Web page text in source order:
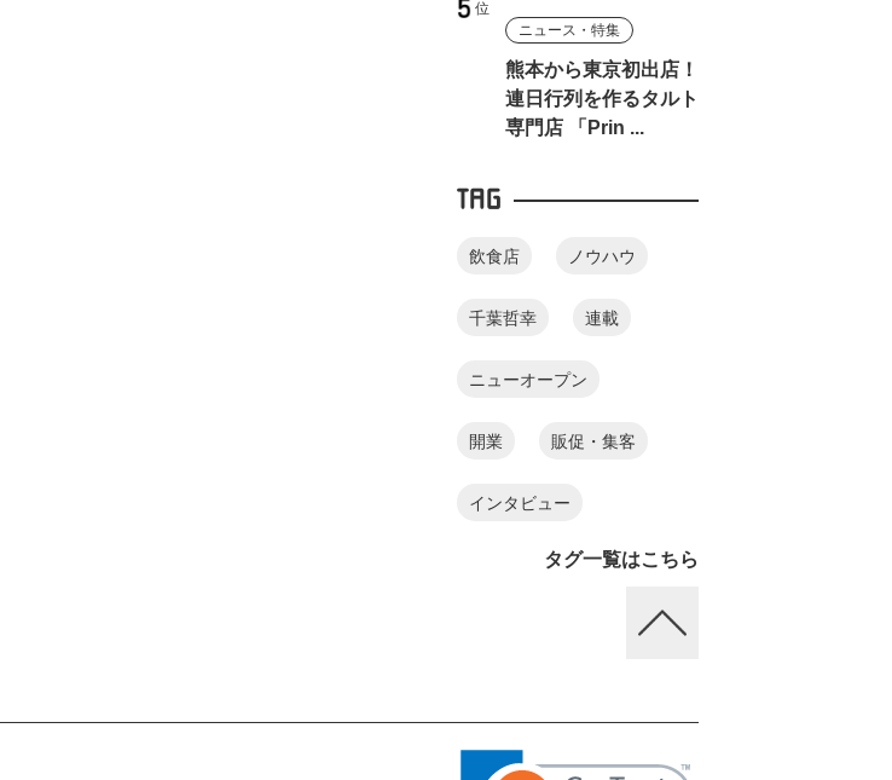
ニュース・特集
熊本から東京初出店！
連日行列を作るタルト
専門店 「Prin ...
TAG
飲食店 ノウハウ
千葉哲幸 連載
ニューオープン
開業 販促・集客
インタビュー
タグ一覧はこちら